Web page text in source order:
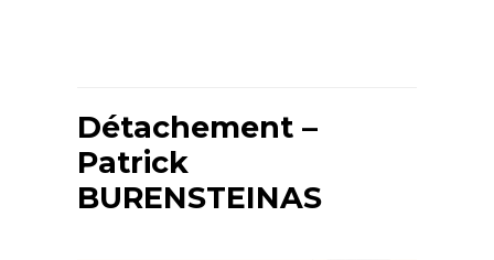
Détachement –
Patrick
BURENSTEINAS